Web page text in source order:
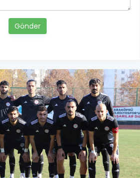
Gönder